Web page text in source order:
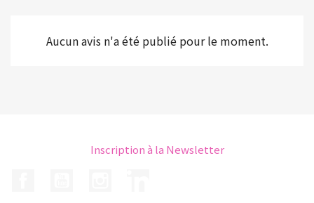
Aucun avis n'a été publié pour le moment.
Inscription à la Newsletter